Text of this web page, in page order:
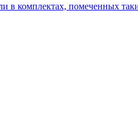
в комплектах, помеченных